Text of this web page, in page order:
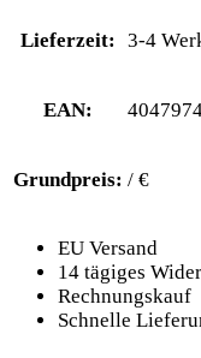
Lieferzeit: 3-4
EAN:
Grundpreis: / €
EU Versand
14 tägiges
Rechnungskauf
Schnelle